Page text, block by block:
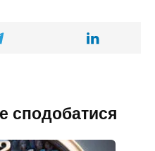
сподобатися